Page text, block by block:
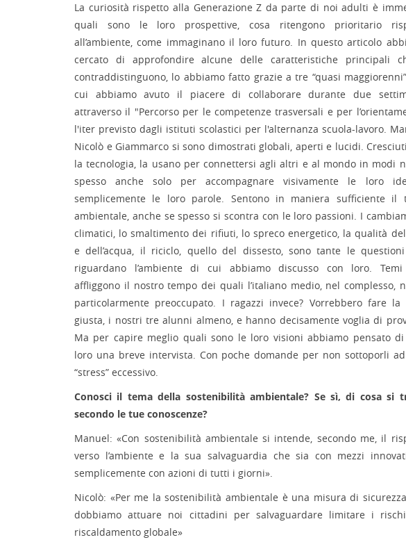
La curiosità rispetto alla Generazione Z da parte di noi adulti è
quali sono le loro prospettive, cosa ritengono prioritario
all’ambiente, come immaginano il loro futuro. In questo articolo
cercato di approfondire alcune delle caratteristiche principali
contraddistinguono, lo abbiamo fatto grazie a tre “quasi
cui abbiamo avuto il piacere di collaborare durante due
attraverso il "Percorso per le competenze trasversali e per
l'iter previsto dagli istituti scolastici per l'alternanza scuola-lavoro.
Nicolò e Giammarco si sono dimostrati globali, aperti e lucidi.
la tecnologia, la usano per connettersi agli altri e al mondo in modi
spesso anche solo per accompagnare visivamente le loro
semplicemente le loro parole. Sentono in maniera sufficiente il
ambientale, anche se spesso si scontra con le loro passioni. I
climatici, lo smaltimento dei rifiuti, lo spreco energetico, la qualità
e dell’acqua, il riciclo, quello del dissesto, sono tante le
riguardano l’ambiente di cui abbiamo discusso con loro.
affliggono il nostro tempo dei quali l’italiano medio, nel complesso,
particolarmente preoccupato. I ragazzi invece? Vorrebbero fare la
giusta, i nostri tre alunni almeno, e hanno decisamente voglia di
Ma per capire meglio quali sono le loro visioni abbiamo pensato
loro una breve intervista. Con poche domande per non sottoporli
“stress” eccessivo.
Conosci il tema della sostenibilità ambientale? Se sì, di cosa si
secondo le tue conoscenze?
Manuel: «Con sostenibilità ambientale si intende, secondo me, il
verso l’ambiente e la sua salvaguardia che sia con mezzi
semplicemente con azioni di tutti i giorni».
Nicolò: «Per me la sostenibilità ambientale è una misura di
dobbiamo attuare noi cittadini per salvaguardare limitare i
riscaldamento globale»